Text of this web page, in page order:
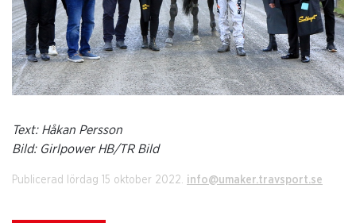
Text: Håkan Persson
Bild: Girlpower HB/TR Bild
Publicerad lördag 15 oktober 2022. info@umaker.travsport.se